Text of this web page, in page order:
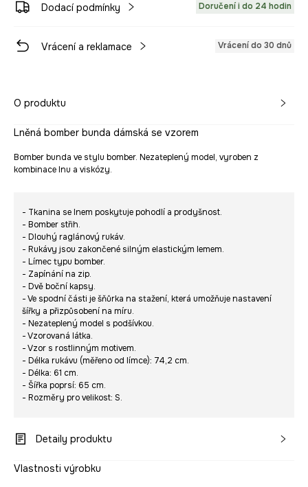
Dodací podmínky Doručení i do 24 hodin
Vrácení a reklamace Vrácení do 30 dnů
O produktu
Lněná bomber bunda dámská se vzorem
Bomber bunda ve stylu bomber. Nezateplený model, vyroben z
kombinace lnu a viskózy.
- Tkanina se lnem poskytuje pohodlí a prodyšnost.
- Bomber střih.
- Dlouhý raglánový rukáv.
- Rukávy jsou zakončené silným elastickým lemem.
- Límec typu bomber.
- Zapínání na zip.
- Dvě boční kapsy.
- Ve spodní části je šňůrka na stažení, která umožňuje nastavení
šířky a přizpůsobení na míru.
- Nezateplený model s podšívkou.
- Vzorovaná látka.
- Vzor s rostlinným motivem.
- Délka rukávu (měřeno od límce): 74,2 cm.
- Délka: 61 cm.
- Šířka poprsí: 65 cm.
- Rozměry pro velikost: S.
Detaily produktu
Vlastnosti výrobku